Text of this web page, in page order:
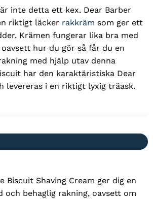
inte detta ett kex. Dear Barber
riktigt läcker rakkräm som ger ett
Krämen fungerar lika bra med
hur du gör så får du en
med hjälp utav denna
har den karaktäristiska Dear
levereras i en riktigt lyxig träask.
Biscuit Shaving Cream ger dig en
och behaglig rakning, oavsett om